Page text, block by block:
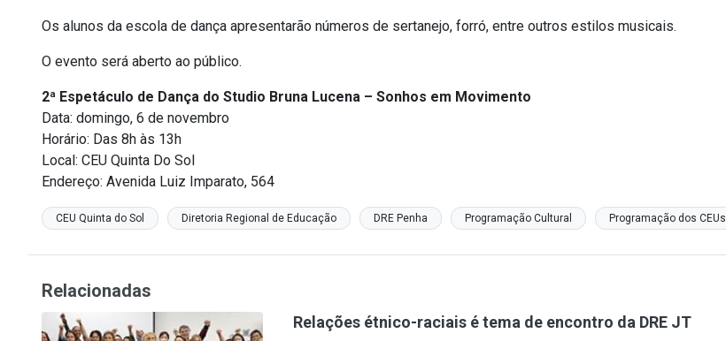
Os alunos da escola de dança apresentarão números de sertanejo, forró, entre outros estilos musicais.
O evento será aberto ao público.
2ª Espetáculo de Dança do Studio Bruna Lucena – Sonhos em Movimento
Data: domingo, 6 de novembro
Horário: Das 8h às 13h
Local: CEU Quinta Do Sol
Endereço: Avenida Luiz Imparato, 564
CEU Quinta do Sol Diretoria Regional de Educação DRE Penha Programação Cultural Programação dos CEUs
Relacionadas
Relações étnico-raciais é tema de encontro da DRE JT